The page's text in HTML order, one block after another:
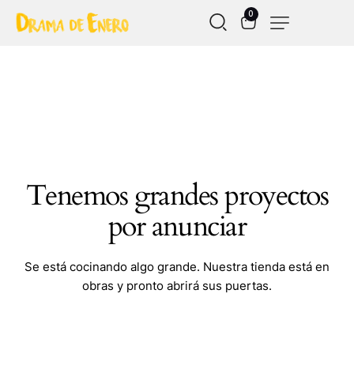
0
Tenemos grandes proyectos
por anunciar
Se está cocinando algo grande. Nuestra tienda está en
obras y pronto abrirá sus puertas.